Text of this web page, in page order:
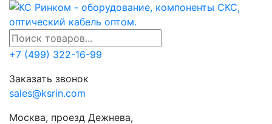
+7 (499) 322-16-99
Заказать звонок
sales@ksrin.com
Москва, проезд Дежнева,